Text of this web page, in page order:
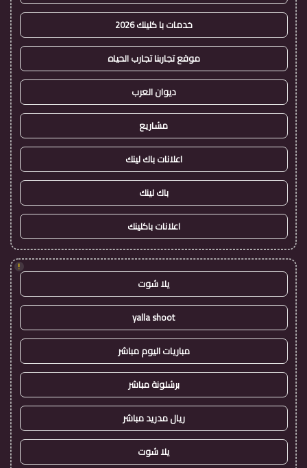
خدمات با كلينك 2026
موقع تجاربنا تجارب الحياه
ديوان العرب
مشاريع
اعلانات باك لينك
باك لينك
اعلانات باكلينك
!
يلا شوت
yalla shoot
مباريات اليوم مباشر
برشلونة مباشر
ريال مدريد مباشر
يلا شوت